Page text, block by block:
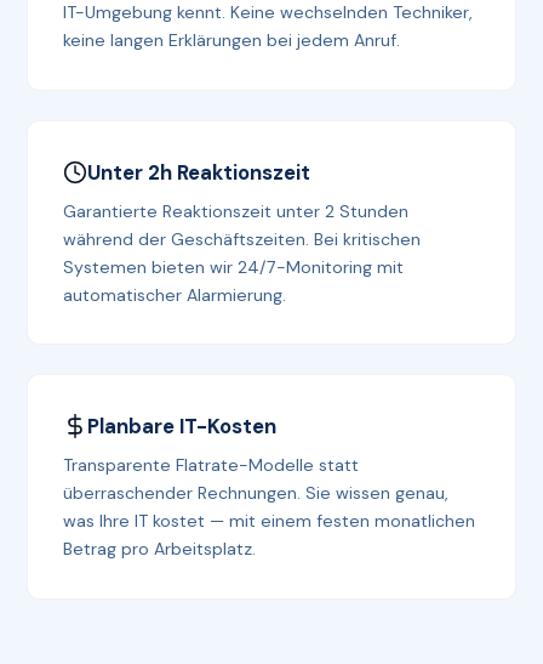
IT-Umgebung kennt. Keine wechselnden Techniker,
keine langen Erklärungen bei jedem Anruf.
Unter 2h Reaktionszeit
Garantierte Reaktionszeit unter 2 Stunden
während der Geschäftszeiten. Bei kritischen
Systemen bieten wir 24/7-Monitoring mit
automatischer Alarmierung.
Planbare IT-Kosten
Transparente Flatrate-Modelle statt
überraschender Rechnungen. Sie wissen genau,
was Ihre IT kostet — mit einem festen monatlichen
Betrag pro Arbeitsplatz.